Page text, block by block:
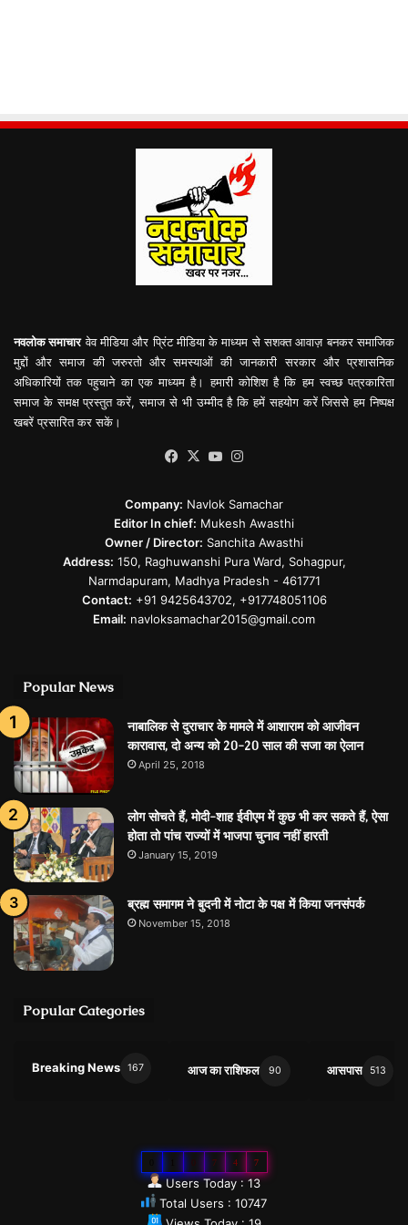
नवलोक समाचारवेव मीडिया और प्रिंट मीडिया के माध्यम से सशक्त आवाज़ बनकर समाजिक
मुद्दों और समाज की जरुरतो और समस्याओं की जानकारी सरकार और प्रशासनिक
अधिकारियों तक पहुचाने का एक माध्यम है। हमारी कोशिश है कि हम स्वच्छ पत्रकारिता
समाज के समक्ष प्रस्तुत करें, समाज से भी उम्मीद है कि हमें सहयोग करें जिससे हम निष्पक्ष
खबरें प्रसारित कर सकें।
Facebook
X YouTube
Company: Navlok Samachar
Editor In chief: Mukesh Awasthi
Owner / Director: Sanchita Awasthi
Address: 150, Raghuwanshi Pura Ward, Sohagpur,
Narmdapuram, Madhya Pradesh - 461771
Contact: +91 9425643702, +917748051106
Email: navloksamachar2015@gmail.com
Popular News
नाबालिक से दुराचार के मामले में आशाराम को आजीवन
कारावास, दो अन्‍य को 20-20 साल की सजा का ऐलान
April 25, 2018
लोग सोचते हैं, मोदी-शाह ईवीएम में कुछ भी कर सकते हैं, ऐसा
होता तो पांच राज्यों में भाजपा चुनाव नहीं हारती
January 15, 2019
ब्रह्म समागम ने बुदनी में नोटा के पक्ष में किया जनसंपर्क
November 15, 2018
Popular Categories
Breaking News 167 आज का राशिफल 90 आसपास 513
7 4 7
Users Today : 13
Total Users : 10747